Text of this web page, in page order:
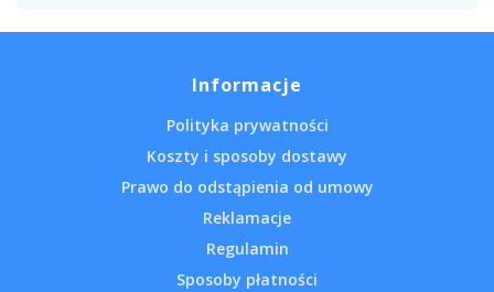
Informacje
Polityka prywatności
Koszty i sposoby dostawy
Prawo do odstąpienia od umowy
Reklamacje
Regulamin
Sposoby płatności